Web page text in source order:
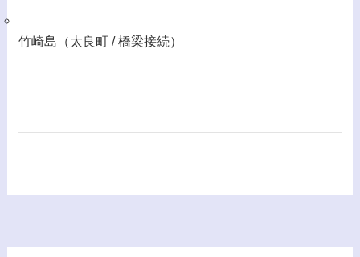
竹崎島（太良町 / 橋梁接続）